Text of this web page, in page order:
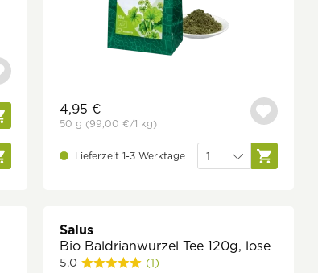
4,95 €
50 g (99,00 €/1 kg)
Lieferzeit 1-3 Werktage
Salus
Bio Baldrianwurzel Tee 120g, lose
5.0 (1)